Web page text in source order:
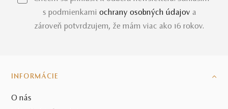
s podmienkami ochrany osobných údajov a
zároveň potvrdzujem, že mám viac ako 16 rokov.
INFORMÁCIE
O nás